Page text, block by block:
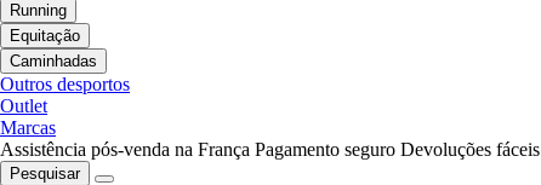
Running
Equitação
Caminhadas
Outros desportos
Outlet
Marcas
Assistência pós-venda na França Pagamento seguro Devoluções fáceis
Pesquisar